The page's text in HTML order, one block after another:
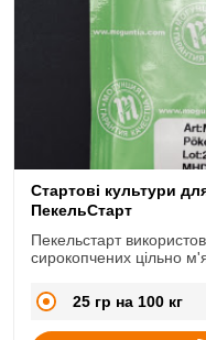
Стартові культури
ПекельСтарт
Пекельстарт
сирокопчених цільно
м'яса в 2-3 рази і
25 гр на 100 кг